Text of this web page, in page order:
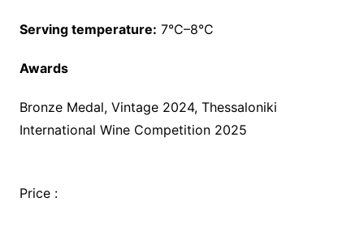
Serving temperature: 7°C–8°C
Awards
Bronze Medal, Vintage 2024, Thessaloniki
International Wine Competition 2025
Price :